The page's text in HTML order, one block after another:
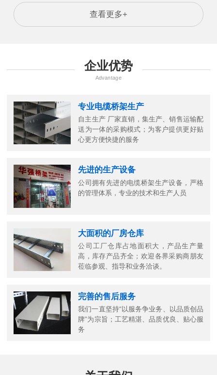
查看更多+
企业优势
Advantage
专业电缆桥架生产
自主生产 厂家直销，集生产、销售运输配
送为一体的采购模式；为客户提供更好贴
心更方便快捷的服务
先进的生产设备
公司拥有先进的电缆桥架生产设备，严格
的管理体系，专业的技术和生产人员
大面积的厂房仓库
公司工厂仓库占地面积大，产品生产量
高，库存产品齐全；欢迎各界采购商朋友
莅临参观、指导和业务洽谈。
完善的售后服务
我们一直坚持“以服务争业务、以品质创品
牌”为宗旨；工艺精湛、品质优良、贴心服
务